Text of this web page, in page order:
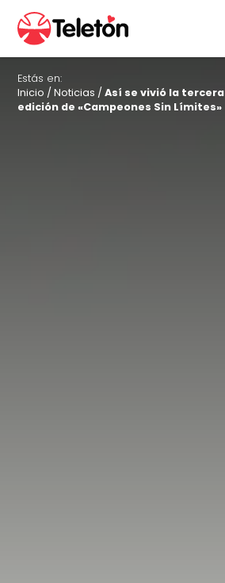
Estás en:
Inicio /Noticias /Así se vivió la tercera
edición de «Campeones Sin Límites»